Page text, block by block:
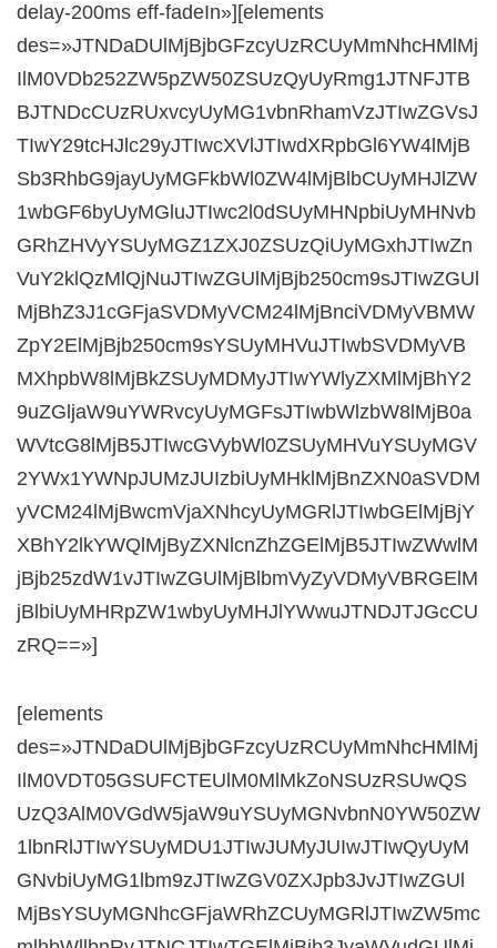
delay-200ms eff-fadeIn»][elements
des=»JTNDaDUlMjBjbGFzcyUzRCUyMmNhcHMlMj
IlM0VDb252ZW5pZW50ZSUzQyUyRmg1JTNFJTB
BJTNDcCUzRUxvcyUyMG1vbnRhamVzJTIwZGVsJ
TIwY29tcHJlc29yJTIwcXVlJTIwdXRpbGl6YW4lMjB
Sb3RhbG9jayUyMGFkbWl0ZW4lMjBlbCUyMHJlZW
1wbGF6byUyMGluJTIwc2l0dSUyMHNpbiUyMHNvb
GRhZHVyYSUyMGZ1ZXJ0ZSUzQiUyMGxhJTIwZn
VuY2klQzMlQjNuJTIwZGUlMjBjb250cm9sJTIwZGUl
MjBhZ3J1cGFjaSVDMyVCM24lMjBnciVDMyVBMW
ZpY2ElMjBjb250cm9sYSUyMHVuJTIwbSVDMyVB
MXhpbW8lMjBkZSUyMDMyJTIwYWlyZXMlMjBhY2
9uZGljaW9uYWRvcyUyMGFsJTIwbWlzbW8lMjB0a
WVtcG8lMjB5JTIwcGVybWl0ZSUyMHVuYSUyMGV
2YWx1YWNpJUMzJUIzbiUyMHklMjBnZXN0aSVDM
yVCM24lMjBwcmVjaXNhcyUyMGRlJTIwbGElMjBjY
XBhY2lkYWQlMjByZXNlcnZhZGElMjB5JTIwZWwlM
jBjb25zdW1vJTIwZGUlMjBlbmVyZyVDMyVBRGElM
jBlbiUyMHRpZW1wbyUyMHJlYWwuJTNDJTJGcCU
zRQ==»]
[elements
des=»JTNDaDUlMjBjbGFzcyUzRCUyMmNhcHMlMj
IlM0VDT05GSUFCTEUlM0MlMkZoNSUzRSUwQS
UzQ3AlM0VGdW5jaW9uYSUyMGNvbnN0YW50ZW
1lbnRlJTIwYSUyMDU1JTIwJUMyJUIwJTIwQyUyM
GNvbiUyMG1lbm9zJTIwZGV0ZXJpb3JvJTIwZGUl
MjBsYSUyMGNhcGFjaWRhZCUyMGRlJTIwZW5mc